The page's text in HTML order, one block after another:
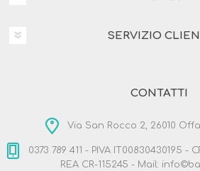
SERVIZIO
CONTATTI
Via San Rocco 2, 26010
0373 789 411 - PIVA IT00830430195 -
REA CR-115245 - Mail: